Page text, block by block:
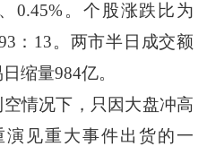
0.45%。个股涨跌比为
：13。两市半日成交额
缩量984亿。
情况下，只因大盘冲高
演见重大事件出货的一